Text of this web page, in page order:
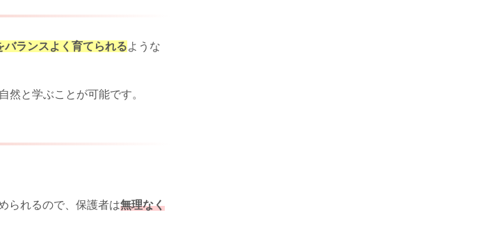
バランスよく育てられるような
然と学ぶことが可能です。
られるので、保護者は無理なく